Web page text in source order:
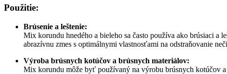
Použitie:
Brúsenie a leštenie:
Mix korundu hnedého a bieleho sa často používa ako brúsiaci a
abrazívnu zmes s optimálnymi vlastnosťami na odstraňovanie
Výroba brúsnych kotúčov a brúsnych materiálov:
Mix korundu môže byť používaný na výrobu brúsnych kotúčov a